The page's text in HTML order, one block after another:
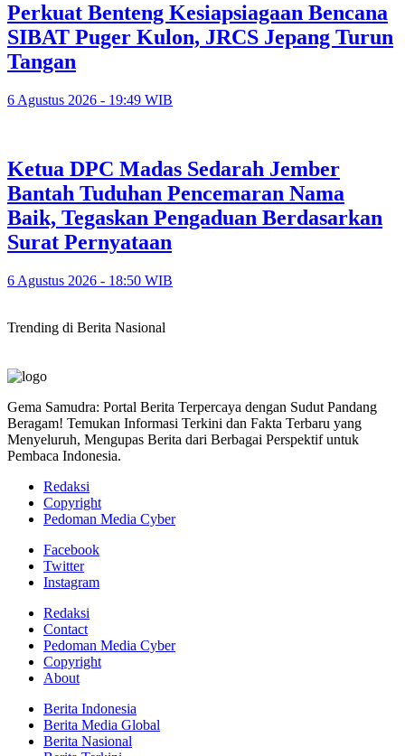
Perkuat Benteng Kesiapsiagaan Bencana
SIBAT Puger Kulon, JRCS Jepang Turun
Tangan
6 Agustus 2026 - 19:49 WIB
Ketua DPC Madas Sedarah Jember
Bantah Tuduhan Pencemaran Nama
Baik, Tegaskan Pengaduan Berdasarkan
Surat Pernyataan
6 Agustus 2026 - 18:50 WIB
Trending di Berita Nasional
Gema Samudra: Portal Berita Terpercaya dengan Sudut Pandang
Beragam! Temukan Informasi Terkini dan Fakta Terbaru yang
Menyeluruh, Mengupas Berita dari Berbagai Perspektif untuk
Pembaca Indonesia.
Redaksi
Copyright
Pedoman Media Cyber
Facebook
Twitter
Instagram
Redaksi
Contact
Pedoman Media Cyber
Copyright
About
Berita Indonesia
Berita Media Global
Berita Nasional